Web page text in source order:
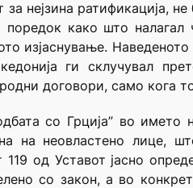
за нејзина ратификација,
како што
изјаснување.
ги склучувал
договори, само кога
со Грција” во
на неовластено лице,
119 од Уставот јасно
со закон, а во